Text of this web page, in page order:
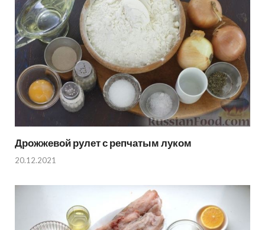
Дрожжевой рулет с репчатым луком
20.12.2021